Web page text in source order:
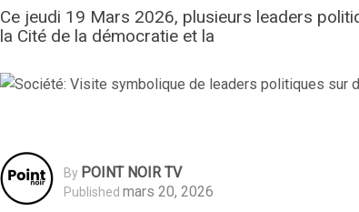
Ce jeudi 19 Mars 2026, plusieurs leaders
la Cité de la démocratie et la
By POINT NOIR TV
Published mars 20, 2026